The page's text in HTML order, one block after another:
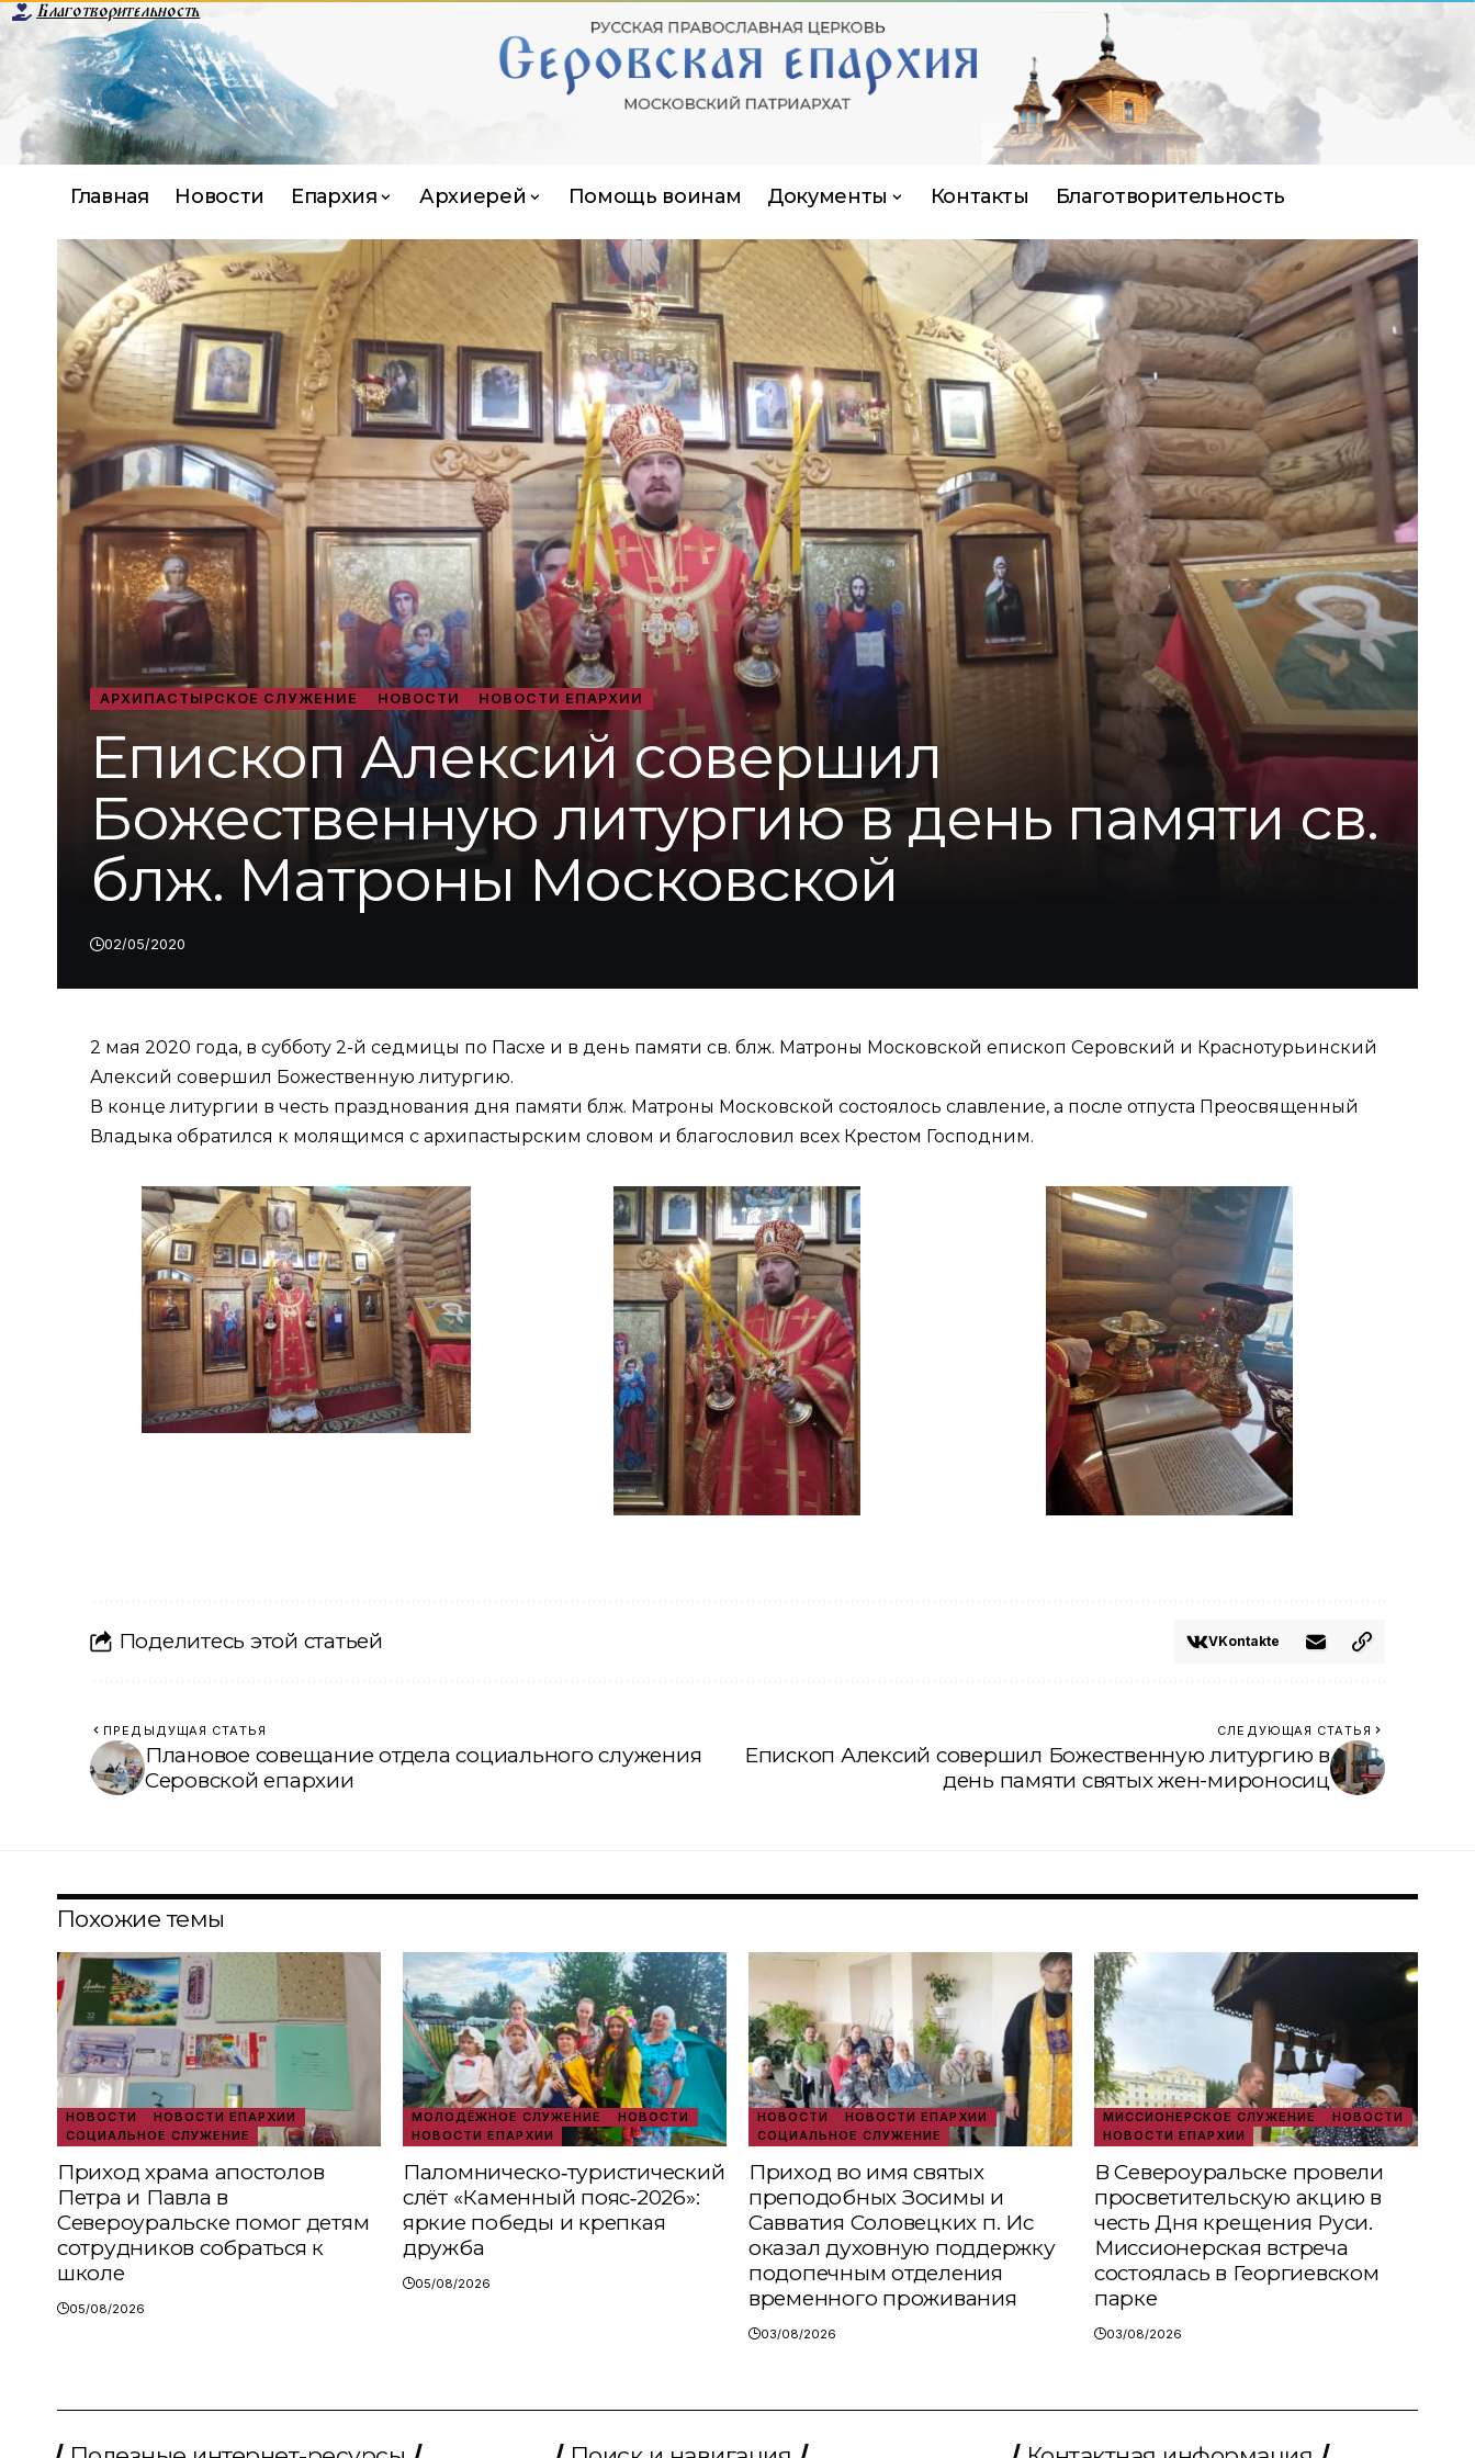
Благотворительность
Главная Новости Епархия Архиерей Помощь воинам Документы Контакты Благотворительность
АРХИПАСТЫРСКОЕ СЛУЖЕНИЕ НОВОСТИ НОВОСТИ ЕПАРХИИ
Епископ Алексий совершил
Божественную литургию в день памяти св.
блж. Матроны Московской
02/05/2020
2 мая 2020 года, в субботу 2-й седмицы по Пасхе и в день памяти св. блж. Матроны Московской епископ Серовский и Краснотурьинский
Алексий совершил Божественную литургию.
В конце литургии в честь празднования дня памяти блж. Матроны Московской состоялось славление, а после отпуста Преосвященный
Владыка обратился к молящимся с архипастырским словом и благословил всех Крестом Господним.
Поделитесь этой статьей VKontakte
ПРЕДЫДУЩАЯ СТАТЬЯ
Плановое совещание отдела социального служения
Серовской епархии
СЛЕДУЮЩАЯ СТАТЬЯ
Епископ Алексий совершил Божественную литургию в
день памяти святых жен-мироносиц
Похожие темы
НОВОСТИ
НОВОСТИ ЕПАРХИИ
СОЦИАЛЬНОЕ СЛУЖЕНИЕ
Приход храма апостолов
Петра и Павла в
Североуральске помог детям
сотрудников собраться к
школе
05/08/2026
МОЛОДЁЖНОЕ СЛУЖЕНИЕ
НОВОСТИ
НОВОСТИ ЕПАРХИИ
Паломническо‑туристический
слёт «Каменный пояс‑2026»:
яркие победы и крепкая
дружба
05/08/2026
НОВОСТИ
НОВОСТИ ЕПАРХИИ
СОЦИАЛЬНОЕ СЛУЖЕНИЕ
Приход во имя святых
преподобных Зосимы и
Савватия Соловецких п. Ис
оказал духовную поддержку
подопечным отделения
временного проживания
03/08/2026
МИССИОНЕРСКОЕ СЛУЖЕНИЕ
НОВОСТИ
НОВОСТИ ЕПАРХИИ
В Североуральске провели
просветительскую акцию в
честь Дня крещения Руси.
Миссионерская встреча
состоялась в Георгиевском
парке
03/08/2026